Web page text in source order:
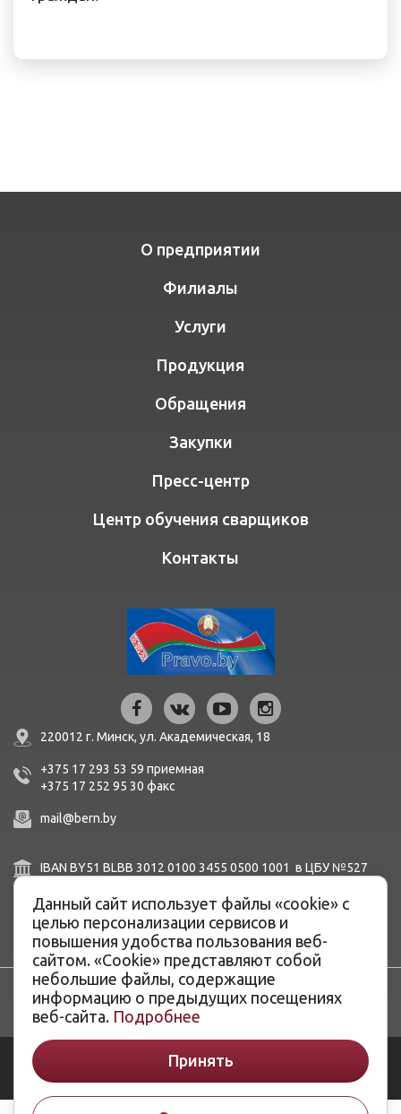
О предприятии
Филиалы
Услуги
Продукция
Обращения
Закупки
Пресс-центр
Центр обучения сварщиков
Контакты
220012 г. Минск, ул. Академическая, 18
+375 17 293 53 59 приемная
+375 17 252 95 30 факc
mail@bern.by
IBAN BY51 BLBB 3012 0100 3455 0500 1001 в ЦБУ №527
8Н,
BIC BLBBBY2X
© ОАО «Белэнергоремналадка», 2026
Данный сайт использует файлы «cookie» с
целью персонализации сервисов и
повышения удобства пользования веб-
сайтом. «Cookie» представляют собой
небольшие файлы, содержащие
информацию о предыдущих посещениях
веб-сайта. Подробнее
Принять